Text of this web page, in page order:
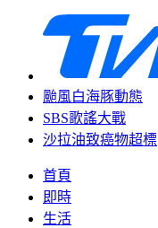
颱風白海豚動態
SBS歌謠大戰
沙拉油致癌物超標
首頁
即時
生活